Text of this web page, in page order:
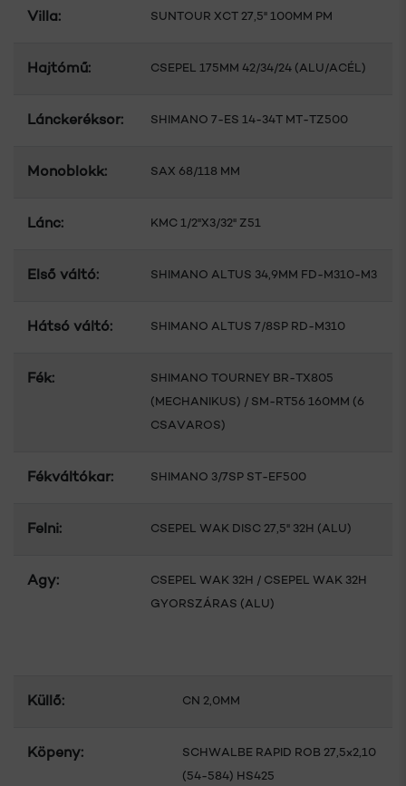
Villa: SUNTOUR XCT 27,5" 100MM PM
Hajtómű: CSEPEL 175MM 42/34/24 (ALU/ACÉL)
Lánckeréksor: SHIMANO 7-ES 14-34T MT-TZ500
Monoblokk: SAX 68/118 MM
Lánc: KMC 1/2"X3/32" Z51
Első váltó: SHIMANO ALTUS 34,9MM FD-M310-M3
Hátsó váltó: SHIMANO ALTUS 7/8SP RD-M310
Fék:
SHIMANO TOURNEY BR-TX805
(MECHANIKUS) / SM-RT56 160MM (6
CSAVAROS)
Fékváltókar: SHIMANO 3/7SP ST-EF500
Felni: CSEPEL WAK DISC 27,5" 32H (ALU)
Agy:
CSEPEL WAK 32H / CSEPEL WAK 32H
GYORSZÁRAS (ALU)
Küllő: CN 2,0MM
Köpeny:
SCHWALBE RAPID ROB 27,5x2,10
(54-584) HS425